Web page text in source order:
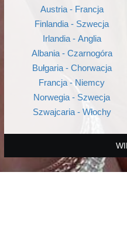
Austria - Francja
Finlandia - Szwecja
Irlandia - Anglia
Albania - Czarnogóra
Bułgaria - Chorwacja
Francja - Niemcy
Norwegia - Szwecja
Szwajcaria - Włochy